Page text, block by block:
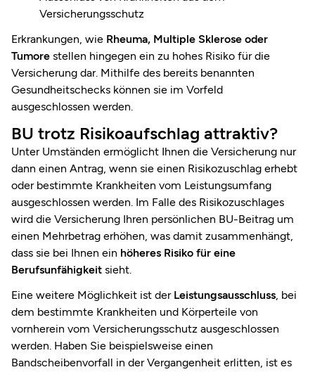
Versicherungsschutz
Erkrankungen, wie Rheuma, Multiple Sklerose oder
Tumore stellen hingegen ein zu hohes Risiko für die
Versicherung dar. Mithilfe des bereits benannten
Gesundheitschecks können sie im Vorfeld
ausgeschlossen werden.
BU trotz Risikoaufschlag attraktiv?
Unter Umständen ermöglicht Ihnen die Versicherung nur
dann einen Antrag, wenn sie einen Risikozuschlag erhebt
oder bestimmte Krankheiten vom Leistungsumfang
ausgeschlossen werden. Im Falle des Risikozuschlages
wird die Versicherung Ihren persönlichen BU-Beitrag um
einen Mehrbetrag erhöhen, was damit zusammenhängt,
dass sie bei Ihnen ein höheres Risiko für eine
Berufsunfähigkeit sieht.
Eine weitere Möglichkeit ist der Leistungsausschluss, bei
dem bestimmte Krankheiten und Körperteile von
vornherein vom Versicherungsschutz ausgeschlossen
werden. Haben Sie beispielsweise einen
Bandscheibenvorfall in der Vergangenheit erlitten, ist es